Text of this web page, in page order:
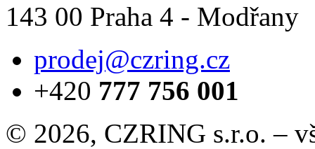
143 00 Praha 4 - Modřany
prodej@czring.cz
+420 777 756 001
© 2026, CZRING s.r.o. –